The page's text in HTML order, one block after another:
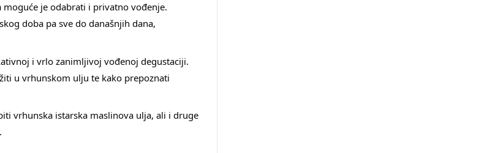
moguće je odabrati i privatno vođenje.
doba pa sve do današnjih dana,
i vrlo zanimljivoj vođenoj degustaciji.
u vrhunskom ulju te kako prepoznati
vrhunska istarska maslinova ulja, ali i druge